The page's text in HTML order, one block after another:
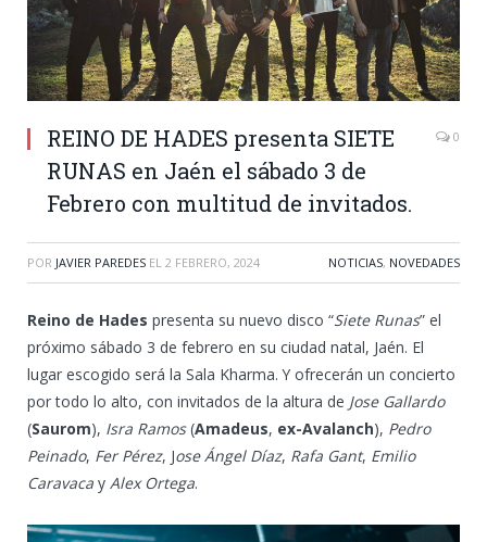
REINO DE HADES presenta SIETE
RUNAS en Jaén el sábado 3 de
Febrero con multitud de invitados.
0
POR JAVIER PAREDES EL 2 FEBRERO, 2024 NOTICIAS, NOVEDADES
Reino de Hades presenta su nuevo disco “Siete Runas” el
próximo sábado 3 de febrero en su ciudad natal, Jaén. El
lugar escogido será la Sala Kharma. Y ofrecerán un concierto
por todo lo alto, con invitados de la altura de Jose Gallardo
(Saurom), Isra Ramos(Amadeus, ex-Avalanch), Pedro
Peinado, Fer Pérez, Jose Ángel Díaz, Rafa Gant, Emilio
Caravaca y Alex Ortega.